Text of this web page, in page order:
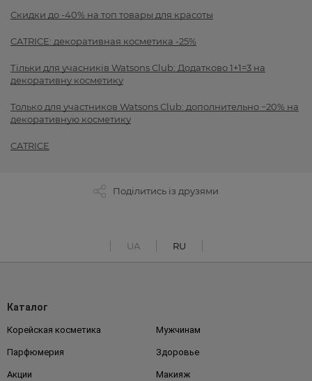
Скидки до -40% на топ товары для красоты
CATRICE: декоративная косметика -25%
Тільки для учасників Watsons Club: Додатково 1+1=3 на
декоративну косметику
Только для участников Watsons Club: дополнительно −20% на
декоративную косметику
CATRICE
Поділитись із друзями
UA RU
Каталог
Корейская косметика Мужчинам
Парфюмерия Здоровье
Акции Макияж